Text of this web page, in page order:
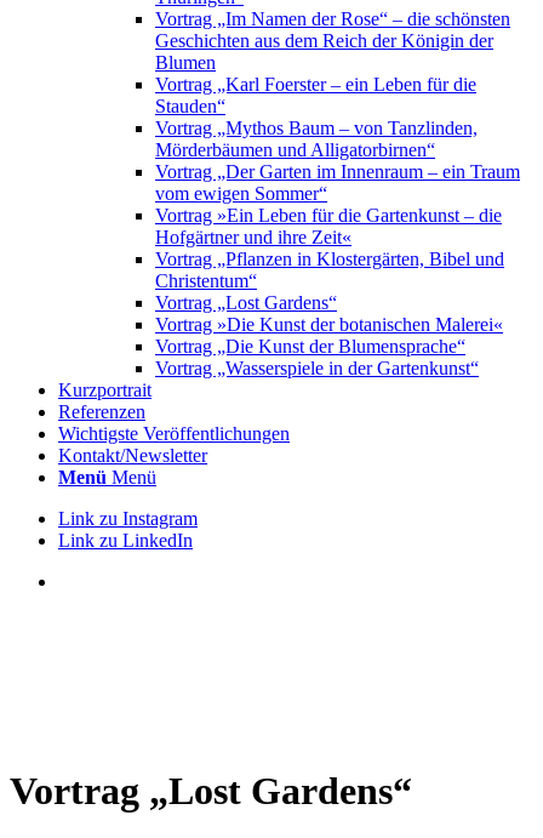
Vortrag „Im Namen der Rose“ – die schönsten
Geschichten aus dem Reich der Königin der
Blumen
Vortrag „Karl Foerster – ein Leben für die
Stauden“
Vortrag „Mythos Baum – von Tanzlinden,
Mörderbäumen und Alligatorbirnen“
Vortrag „Der Garten im Innenraum – ein Traum
vom ewigen Sommer“
Vortrag »Ein Leben für die Gartenkunst – die
Hofgärtner und ihre Zeit«
Vortrag „Pflanzen in Klostergärten, Bibel und
Christentum“
Vortrag „Lost Gardens“
Vortrag »Die Kunst der botanischen Malerei«
Vortrag „Die Kunst der Blumensprache“
Vortrag „Wasserspiele in der Gartenkunst“
Kurzportrait
Referenzen
Wichtigste Veröffentlichungen
Kontakt/Newsletter
Menü Menü
Link zu Instagram
Link zu LinkedIn
Vortrag „Lost Gardens“